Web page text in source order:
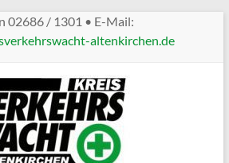
02686 / 1301 • E-Mail:
altenkirchen.de